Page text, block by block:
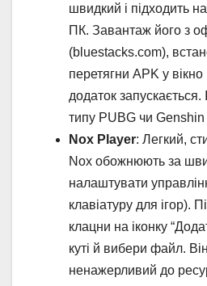
швидкий і підходить
ПК. Завантаж його з
(bluestacks.com),
перетягни APK у
додаток запускається.
типу PUBG чи Genshin
Nox Player: Легкий,
Nox обожнюють за
налаштувати
клавіатуру для ігор).
клацни на іконку
куті й вибери файл.
ненажерливий до